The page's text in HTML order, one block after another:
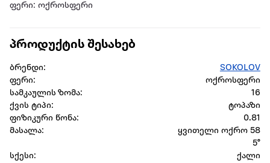
ფერი: ოქროსფერი
პროდუქტის შესახებ
ბრენდი:
SOKOLOV
ფერი:
ოქროსფერი
სამკაულის ზომა:
16
ქვის ტიპი:
ტოპაზი
ფიზიკური წონა:
0.81
მასალა:
ყვითელი ოქრო 58
5°
სქესი:
ქალი